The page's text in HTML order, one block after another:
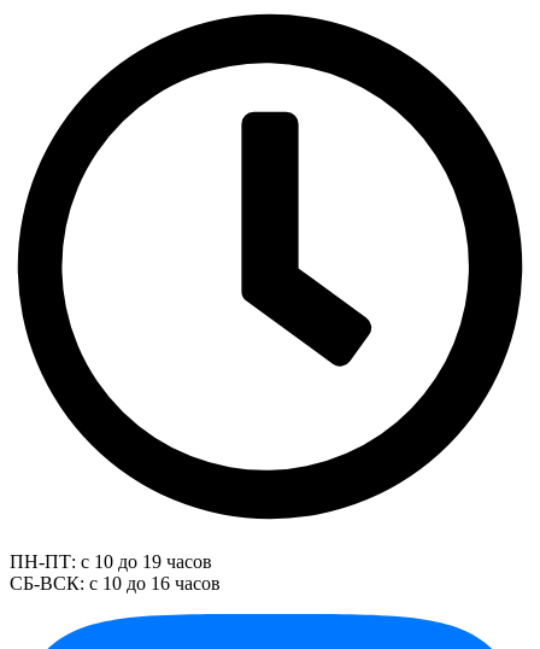
ПН-ПТ: с 10 до 19 часов
СБ-ВСК: с 10 до 16 часов